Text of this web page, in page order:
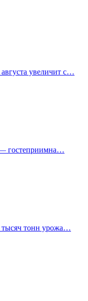
увеличит с…
гостеприимна…
тысяч тонн урожа…